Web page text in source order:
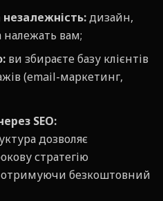
дизайн,
належать вам;
ви збираєте базу клієнтів
(email-маркетинг,
SEO:
дозволяє
стратегію
отримуючи безкоштовний